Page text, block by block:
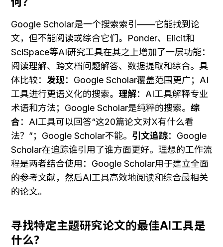
Google Scholar是一个搜索索引——它能找到论
文，但不能阅读或综合它们。Ponder、Elicit和
SciSpace等AI研究工具在其之上增加了一层功能：
阅读理解、跨文档问题解答、数据提取和综合。具
体比较： 发现：Google Scholar覆盖范围更广；AI
工具进行更语义化的搜索。 理解：AI工具解释专业
术语和方法；Google Scholar是纯粹的搜索。 综
合：AI工具可以回答“这20篇论文对X有什么看
法？”；Google Scholar不能。 引文追踪：Google
Scholar在追踪谁引用了谁方面更好。理想的工作流
程是两者结合使用：Google Scholar用于建立全面
的参考文献，然后AI工具高效地阅读和综合最相关
的论文。
寻找特定主题研究论文的最佳AI工具是
什么？